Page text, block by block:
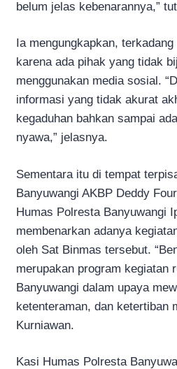
belum jelas kebenarannya,”
Ia mengungkapkan,
karena ada pihak yang tidak
menggunakan media sosial.
informasi yang tidak akurat
kegaduhan bahkan sampai
nyawa,” jelasnya.
Sementara itu di tempat
Banyuwangi AKBP Deddy
Humas Polresta Banyuwangi
membenarkan adanya
oleh Sat Binmas tersebut.
merupakan program kegiatan
Banyuwangi dalam upaya
ketenteraman, dan ketertiban
Kurniawan.
Kasi Humas Polresta